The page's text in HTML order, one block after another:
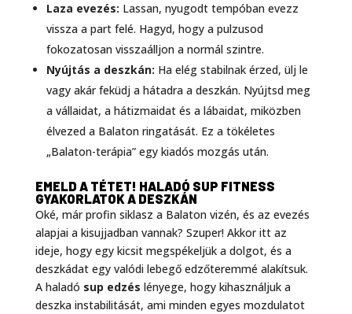
Laza evezés: Lassan, nyugodt tempóban evezz
vissza a part felé. Hagyd, hogy a pulzusod
fokozatosan visszaálljon a normál szintre.
Nyújtás a deszkán: Ha elég stabilnak érzed, ülj le
vagy akár feküdj a hátadra a deszkán. Nyújtsd meg
a vállaidat, a hátizmaidat és a lábaidat, miközben
élvezed a Balaton ringatását. Ez a tökéletes
„Balaton-terápia” egy kiadós mozgás után.
EMELD A TÉTET! HALADÓ SUP FITNESS
GYAKORLATOK A DESZKÁN
Oké, már profin siklasz a Balaton vizén, és az evezés
alapjai a kisujjadban vannak? Szuper! Akkor itt az
ideje, hogy egy kicsit megspékeljük a dolgot, és a
deszkádat egy valódi lebegő edzőteremmé alakítsuk.
A haladó sup edzés lényege, hogy kihasználjuk a
deszka instabilitását, ami minden egyes mozdulatot